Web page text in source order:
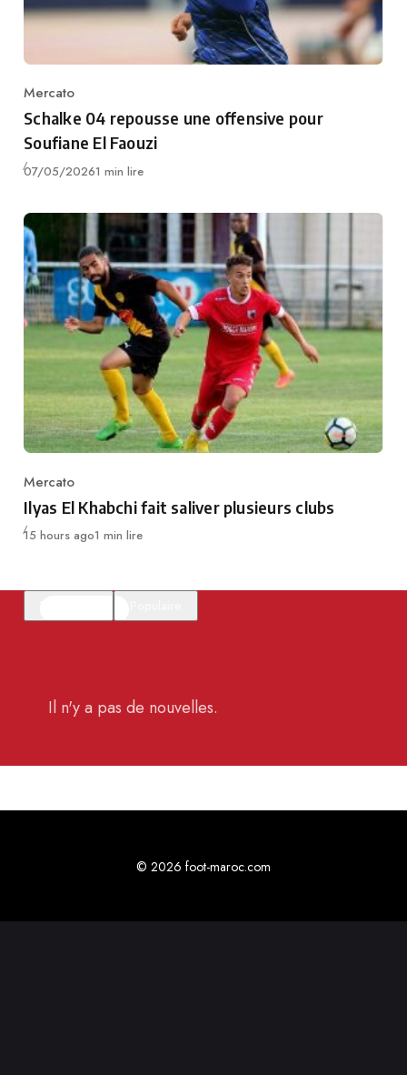
Category
Mercato
Schalke 04 repousse une offensive pour
Soufiane El Faouzi
Publié
07/05/20261 min lire
Category
Mercato
Ilyas El Khabchi fait saliver plusieurs clubs
Publié
15 hours ago1 min lire
Il n'y a pas de nouvelles.
© 2026 foot-maroc.com